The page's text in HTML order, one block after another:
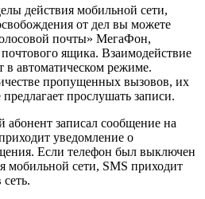
действия мобильной сети,
от дел вы можете
почты» МегаФон,
ящика. Взаимодействие
в автоматическом режиме.
пропущенных вызовов, их
прослушать записи.
абонент записал сообщение на
уведомление о
Если телефон был выключен
мобильной сети, SMS приходит